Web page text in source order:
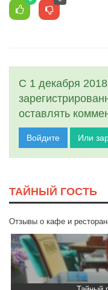
С 1 декабря
оставлять
Войдите Или
ТАЙНЫЙ ГОСТЬ
Отзывы о кафе и